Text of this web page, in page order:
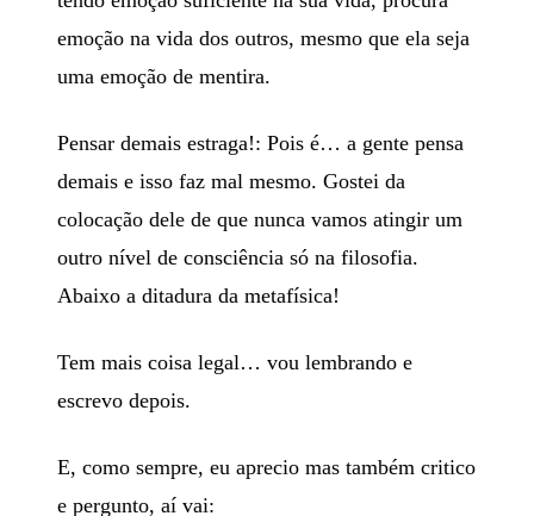
emoção na vida dos outros, mesmo que ela seja
uma emoção de mentira.
Pensar demais estraga!: Pois é… a gente pensa
demais e isso faz mal mesmo. Gostei da
colocação dele de que nunca vamos atingir um
outro nível de consciência só na filosofia.
Abaixo a ditadura da metafísica!
Tem mais coisa legal… vou lembrando e
escrevo depois.
E, como sempre, eu aprecio mas também critico
e pergunto, aí vai: